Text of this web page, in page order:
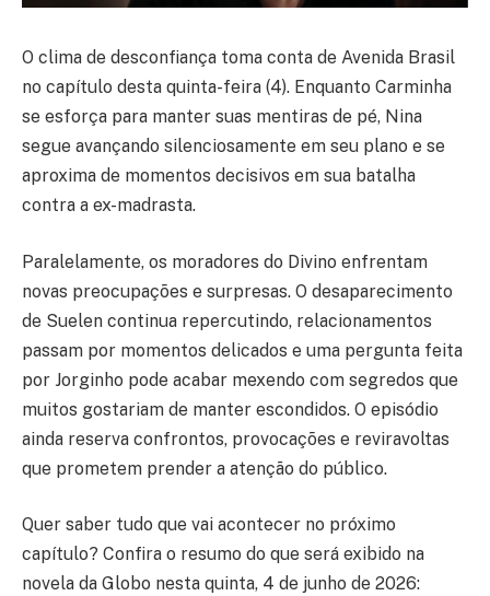
O clima de desconfiança toma conta de Avenida Brasil
no capítulo desta quinta-feira (4). Enquanto Carminha
se esforça para manter suas mentiras de pé, Nina
segue avançando silenciosamente em seu plano e se
aproxima de momentos decisivos em sua batalha
contra a ex-madrasta.
Paralelamente, os moradores do Divino enfrentam
novas preocupações e surpresas. O desaparecimento
de Suelen continua repercutindo, relacionamentos
passam por momentos delicados e uma pergunta feita
por Jorginho pode acabar mexendo com segredos que
muitos gostariam de manter escondidos. O episódio
ainda reserva confrontos, provocações e reviravoltas
que prometem prender a atenção do público.
Quer saber tudo que vai acontecer no próximo
capítulo? Confira o resumo do que será exibido na
novela da Globo nesta quinta, 4 de junho de 2026: